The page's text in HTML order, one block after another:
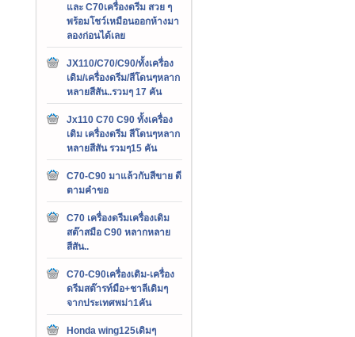
และ C70เครื่องดรีม สวย ๆ
พร้อมโชว์เหมือนออกห้างมา
ลองก่อนได้เลย
JX110/C70/C90/ทั้งเครื่อง
เดิม/เครื่องดรีม/สีโดนๆหลาก
หลายสีสัน..รวมๆ 17 คัน
Jx110 C70 C90 ทั้งเครื่อง
เดิม เครื่องดรีม สีโดนๆหลาก
หลายสีสัน รวมๆ15 คัน
C70-C90 มาแล้วกับสีขาย ดี
ตามคำขอ
C70 เครื่องดรีมเครื่องเดิม
สต๊าสมือ C90 หลากหลาย
สีสัน..
C70-C90เครื่องเดิม-เครื่อง
ดรีมสต๊ารท์มือ+ชาลีเดิมๆ
จากประเทศพม่า1คัน
Honda wing125เดิมๆ